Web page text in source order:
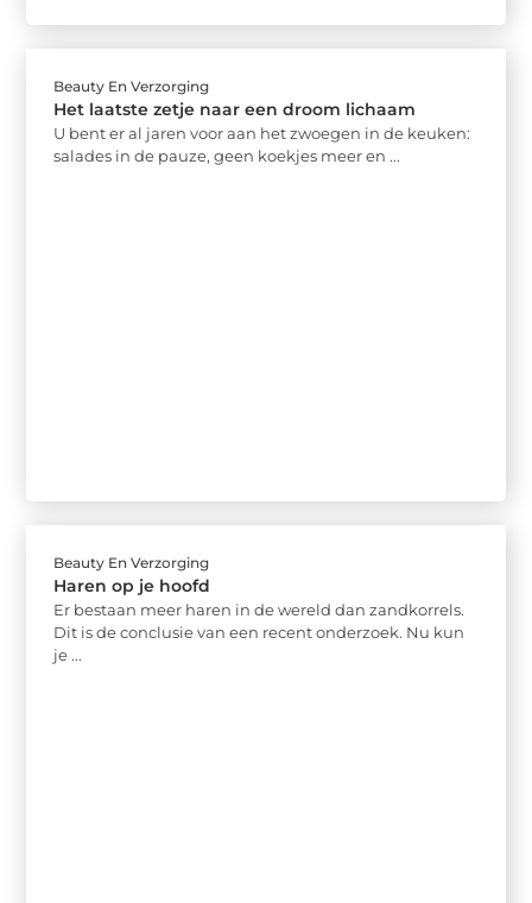
Beauty En Verzorging
Het laatste zetje naar een droom lichaam
U bent er al jaren voor aan het zwoegen in de keuken:
salades in de pauze, geen koekjes meer en ...
Beauty En Verzorging
Haren op je hoofd
Er bestaan meer haren in de wereld dan zandkorrels.
Dit is de conclusie van een recent onderzoek. Nu kun
je ...